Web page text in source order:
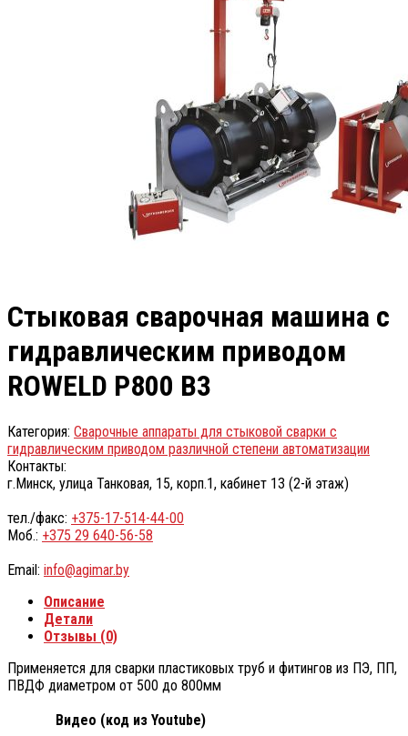
Стыковая сварочная машина с
гидравлическим приводом
ROWELD P800 B3
Категория: Сварочные аппараты для стыковой сварки с
гидравлическим приводом различной степени автоматизации
Контакты:
г.Минск, улица Танковая, 15, корп.1, кабинет 13 (2-й этаж)
тел./факс: +375-17-514-44-00
Моб.: +375 29 640-56-58
Email: info@agimar.by
Описание
Детали
Отзывы (0)
Применяется для сварки пластиковых труб и фитингов из ПЭ, ПП,
ПВДФ диаметром от 500 до 800мм
Видео (код из Youtube)